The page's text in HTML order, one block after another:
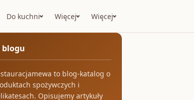
Do kuchni Więcej Więcej
blogu
to blog-katalog o
spożywczych i
Opisujemy artykuły